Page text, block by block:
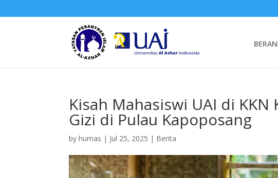
Kisah Mahasiswi UAI di KKN
Gizi di Pulau Kapoposang
byhumas | Jul 25, 2025 | Berita